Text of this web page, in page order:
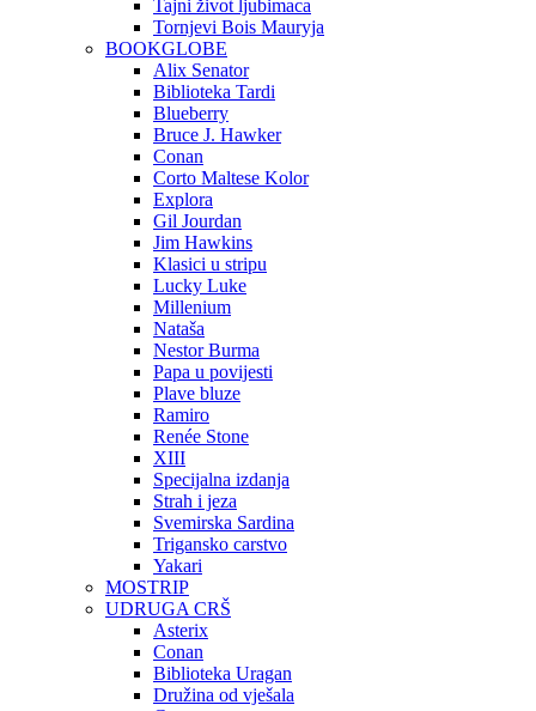
Tajni život ljubimaca
Tornjevi Bois Mauryja
BOOKGLOBE
Alix Senator
Biblioteka Tardi
Blueberry
Bruce J. Hawker
Conan
Corto Maltese Kolor
Explora
Gil Jourdan
Jim Hawkins
Klasici u stripu
Lucky Luke
Millenium
Nataša
Nestor Burma
Papa u povijesti
Plave bluze
Ramiro
Renée Stone
XIII
Specijalna izdanja
Strah i jeza
Svemirska Sardina
Trigansko carstvo
Yakari
MOSTRIP
UDRUGA CRŠ
Asterix
Conan
Biblioteka Uragan
Družina od vješala